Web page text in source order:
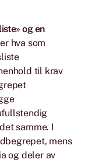
og en
hva som
til krav
samme. I
mens
og deler av